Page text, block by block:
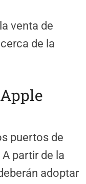
venta de
de la
puertos de
partir de la
adoptar